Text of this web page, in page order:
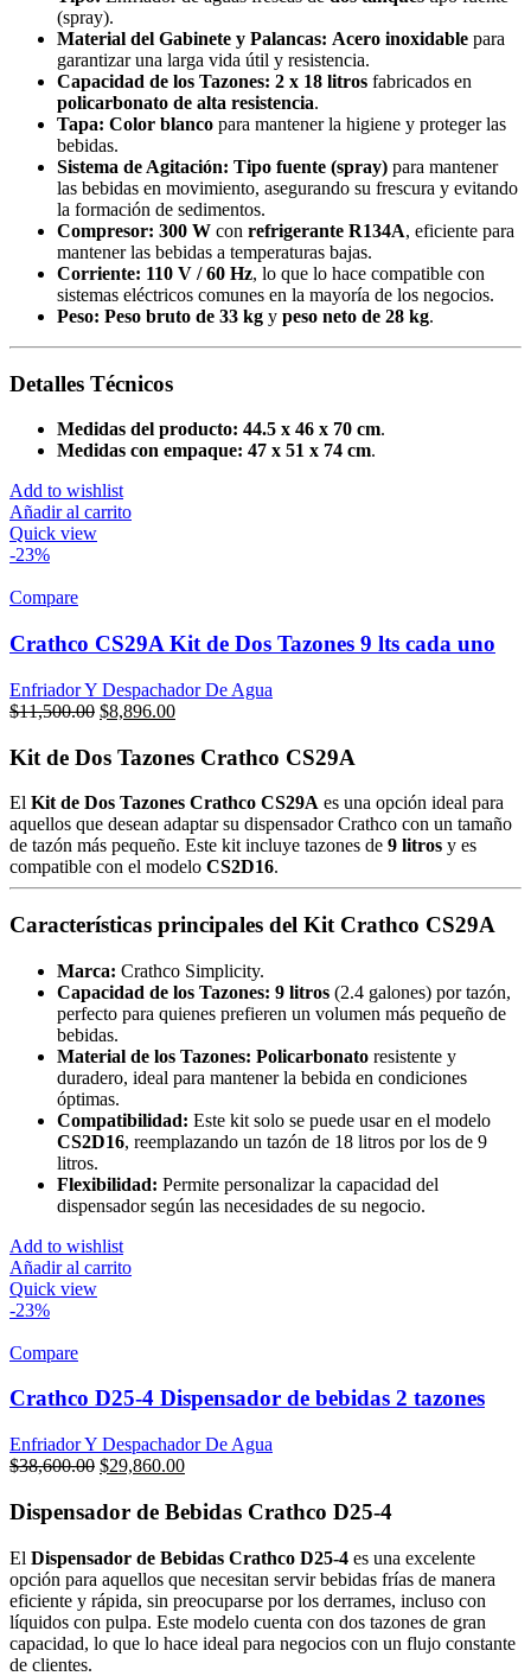
(spray).
Material del Gabinete y Palancas: Acero inoxidable para
garantizar una larga vida útil y resistencia.
Capacidad de los Tazones: 2 x 18 litros fabricados en
policarbonato de alta resistencia.
Tapa: Color blanco para mantener la higiene y proteger las
bebidas.
Sistema de Agitación: Tipo fuente (spray) para mantener
las bebidas en movimiento, asegurando su frescura y evitando
la formación de sedimentos.
Compresor: 300 W con refrigerante R134A, eficiente para
mantener las bebidas a temperaturas bajas.
Corriente: 110 V / 60 Hz, lo que lo hace compatible con
sistemas eléctricos comunes en la mayoría de los negocios.
Peso: Peso bruto de 33 kg y peso neto de 28 kg.
Detalles Técnicos
Medidas del producto: 44.5 x 46 x 70 cm.
Medidas con empaque: 47 x 51 x 74 cm.
Add to wishlist
Añadir al carrito
Quick view
-23%
Compare
Crathco CS29A Kit de Dos Tazones 9 lts cada uno
Enfriador Y Despachador De Agua
$11,500.00 Original
was:
$8,896.00Current
is:
Kit de Dos Tazones Crathco CS29A
El Kit de Dos Tazones Crathco CS29A es una opción ideal para
aquellos que desean adaptar su dispensador Crathco con un tamaño
de tazón más pequeño. Este kit incluye tazones de 9 litros y es
compatible con el modelo CS2D16.
Características principales del Kit Crathco CS29A
Marca: Crathco Simplicity.
Capacidad de los Tazones: 9 litros (2.4 galones) por tazón,
perfecto para quienes prefieren un volumen más pequeño de
bebidas.
Material de los Tazones: Policarbonato resistente y
duradero, ideal para mantener la bebida en condiciones
óptimas.
Compatibilidad: Este kit solo se puede usar en el modelo
CS2D16, reemplazando un tazón de 18 litros por los de 9
litros.
Flexibilidad: Permite personalizar la capacidad del
dispensador según las necesidades de su negocio.
Add to wishlist
Añadir al carrito
Quick view
-23%
Compare
Crathco D25-4 Dispensador de bebidas 2 tazones
Enfriador Y Despachador De Agua
$38,600.00 Original
was:
$29,860.00Current
is:
Dispensador de Bebidas Crathco D25-4
El Dispensador de Bebidas Crathco D25-4 es una excelente
opción para aquellos que necesitan servir bebidas frías de manera
eficiente y rápida, sin preocuparse por los derrames, incluso con
líquidos con pulpa. Este modelo cuenta con dos tazones de gran
capacidad, lo que lo hace ideal para negocios con un flujo constante
de clientes.